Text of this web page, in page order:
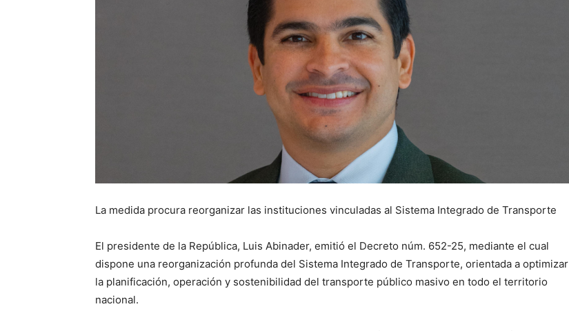
La medida procura reorganizar las instituciones vinculadas al Sistema Integrado de Transporte
El presidente de la República, Luis Abinader, emitió el Decreto núm. 652-25, mediante el cual
dispone una reorganización profunda del Sistema Integrado de Transporte, orientada a optimizar
la planificación, operación y sostenibilidad del transporte público masivo en todo el territorio
nacional.